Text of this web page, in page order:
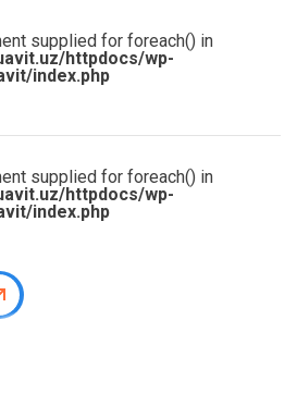
supplied for foreach() in
httpdocs/wp-
index.php
supplied for foreach() in
httpdocs/wp-
index.php